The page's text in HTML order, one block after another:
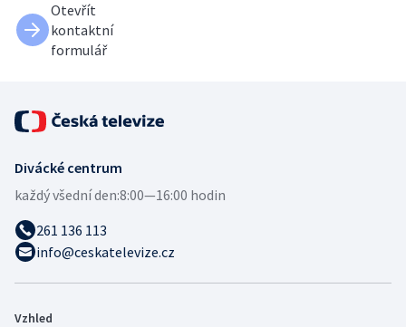
Otevřít
kontaktní
formulář
Divácké centrum
každý všední den:8:00—16:00 hodin
261 136 113
info@ceskatelevize.cz
Vzhled